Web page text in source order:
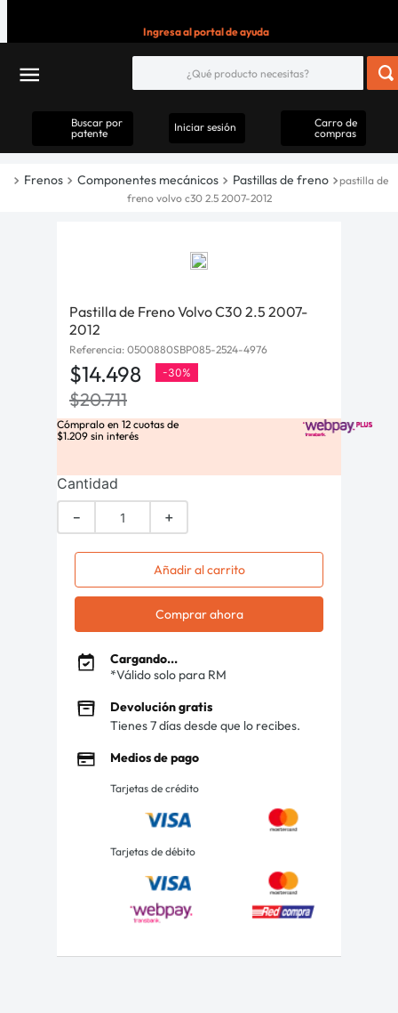
Ingresa al portal de ayuda
Buscar por
patente
Iniciar sesión
Carro de
compras
Frenos Componentes mecánicos Pastillas de freno
pastilla de
freno volvo c30 2.5 2007-2012
Pastilla de Freno Volvo C30 2.5 2007-
2012
Referencia: 0500880SBP085-2524-4976
$14.498 -30%
$20.711
Cómpralo en 12 cuotas de
$1.209 sin interés
Cantidad
＋
－
Añadir al carrito
Comprar ahora
Cargando...
*Válido solo para RM
Devolución gratis
Tienes 7 días desde que lo recibes.
Medios de pago
Tarjetas de crédito
Tarjetas de débito